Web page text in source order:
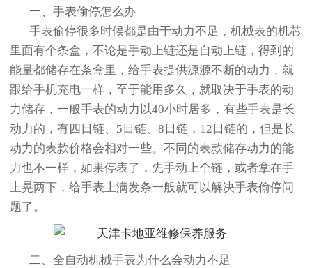
一、手表偷停怎么办
手表偷停很多时候都是由于动力不足，机械表的机芯
里面有个条盒，不论是手动上链还是自动上链，得到的
能量都储存在条盒里，给手表提供源源不断的动力，就
跟给手机充电一样，至于能用多久，就取决于手表的动
力储存，一般手表的动力以40小时居多，有些手表是长
动力的，有四日链、5日链、8日链，12日链的，但是长
动力的表款价格会相对一些。不同的表款储存动力的能
力也不一样，如果停表了，先手动上个链，或者拿在手
上晃两下，给手表上满发条一般就可以解决手表偷停问
题了。
二、全自动机械手表为什么会动力不足